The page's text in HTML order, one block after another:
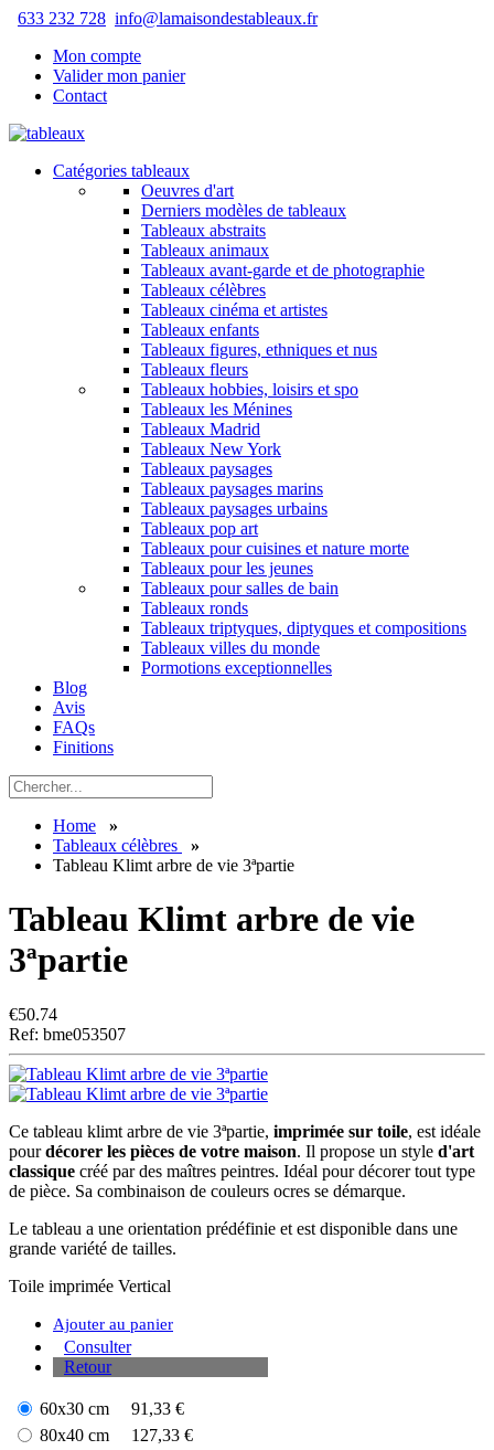
633 232 728 info@lamaisondestableaux.fr
Mon compte
Valider mon panier
Contact
Catégories tableaux
Oeuvres d'art
Derniers modèles de tableaux
Tableaux abstraits
Tableaux animaux
Tableaux avant-garde et de photographie
Tableaux célèbres
Tableaux cinéma et artistes
Tableaux enfants
Tableaux figures, ethniques et nus
Tableaux fleurs
Tableaux hobbies, loisirs et spo
Tableaux les Ménines
Tableaux Madrid
Tableaux New York
Tableaux paysages
Tableaux paysages marins
Tableaux paysages urbains
Tableaux pop art
Tableaux pour cuisines et nature morte
Tableaux pour les jeunes
Tableaux pour salles de bain
Tableaux ronds
Tableaux triptyques, diptyques et compositions
Tableaux villes du monde
Pormotions exceptionnelles
Blog
Avis
FAQs
Finitions
Home
»
Tableaux célèbres
»
Tableau Klimt arbre de vie 3ªpartie
Tableau Klimt arbre de vie
3ªpartie
€50.74
Ref: bme053507
Ce tableau klimt arbre de vie 3ªpartie, imprimée sur toile, est idéale
pourdécorer les pièces de votre maison. Il propose un style d'art
classique créé par des maîtres peintres. Idéal pour décorer tout type
de pièce. Sa combinaison de couleurs ocres se démarque.
Le tableau a une orientation prédéfinie et est disponible dans une
grande variété de tailles.
Toile imprimée Vertical
Ajouter au panier
Consulter
Retour
60x30 cm
91,33 €
80x40 cm
127,33 €